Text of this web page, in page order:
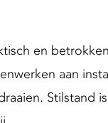
en
aan
Stilstand